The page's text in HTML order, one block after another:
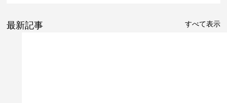
最新記事 すべて表示